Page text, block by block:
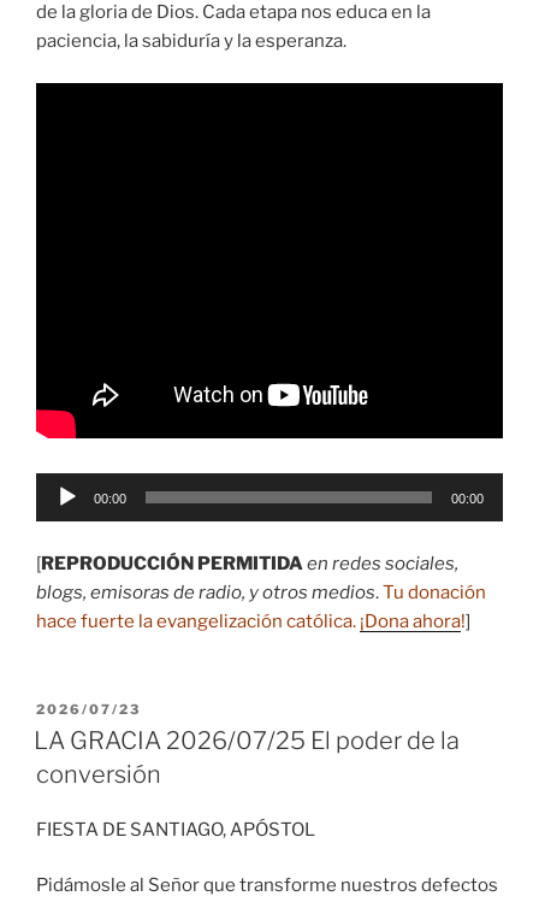
de la gloria de Dios. Cada etapa nos educa en la
paciencia, la sabiduría y la esperanza.
Reproductor
00:00 00:00
[REPRODUCCIÓN PERMITIDA en redes sociales,
blogs, emisoras de radio, y otros medios.Tu donación
hace fuerte la evangelización católica. ¡Dona ahora!]
PUBLICADO
EL
2026/07/23
LA GRACIA 2026/07/25 El poder de la
conversión
FIESTA DE SANTIAGO, APÓSTOL
Pidámosle al Señor que transforme nuestros defectos